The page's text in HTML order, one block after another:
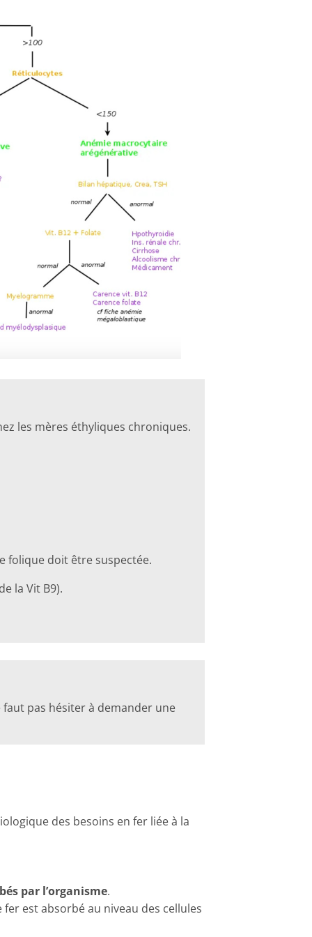
les mères éthyliques chroniques.
folique doit être suspectée.
la Vit B9).
pas hésiter à demander une
des besoins en fer liée à la
par l’organisme.
fer est absorbé au niveau des cellules